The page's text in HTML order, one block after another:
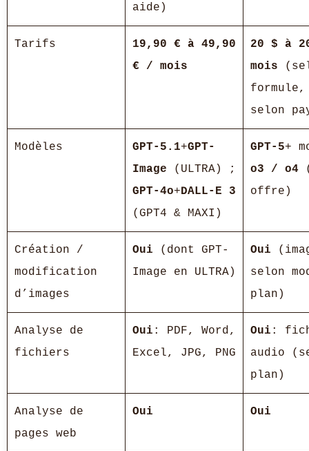
aide)
Tarifs
19,90 € à 49,90
€ / mois
20 $ à
mois
selon
Modèles GPT-5.1+GPT-
Image (ULTRA) ;
GPT-4o+DALL-E 3
(GPT4 & MAXI)
GPT-5+
o3 / o4
offre)
Création /
modification
d’images
Oui (dont GPT-
Image en ULTRA)
Oui
selon
plan)
Analyse de
fichiers
Oui : PDF, Word,
Excel, JPG, PNG
Oui :
audio
plan)
Analyse de
pages web
Oui Oui